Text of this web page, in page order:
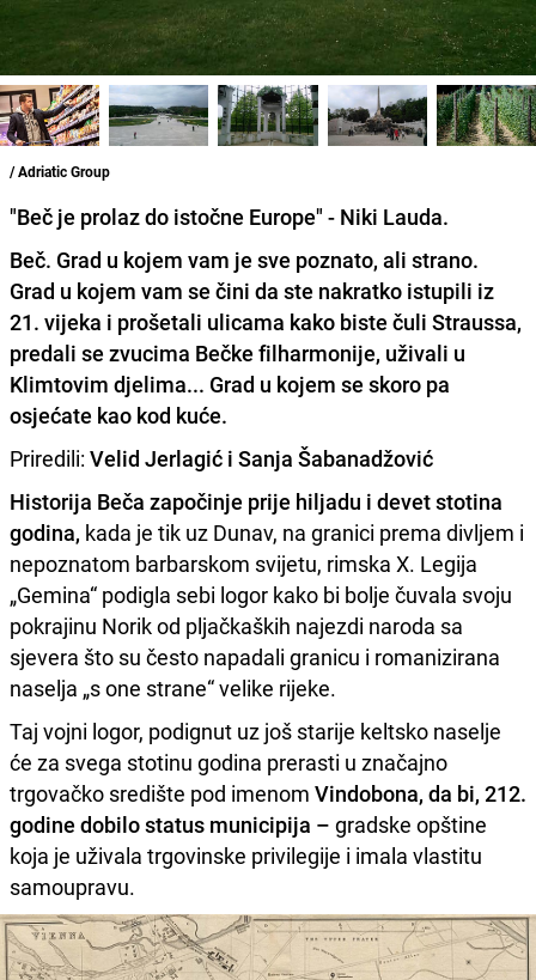
/ Adriatic Group
"Beč je prolaz do istočne Europe" - Niki Lauda.
Beč. Grad u kojem vam je sve poznato, ali strano.
Grad u kojem vam se čini da ste nakratko istupili iz
21. vijeka i prošetali ulicama kako biste čuli Straussa,
predali se zvucima Bečke filharmonije, uživali u
Klimtovim djelima... Grad u kojem se skoro pa
osjećate kao kod kuće.
Priredili: Velid Jerlagić i Sanja Šabanadžović
Historija Beča započinje prije hiljadu i devet stotina
godina, kada je tik uz Dunav, na granici prema divljem i
nepoznatom barbarskom svijetu, rimska X. Legija
„Gemina“ podigla sebi logor kako bi bolje čuvala svoju
pokrajinu Norik od pljačkaških najezdi naroda sa
sjevera što su često napadali granicu i romanizirana
naselja „s one strane“ velike rijeke.
Taj vojni logor, podignut uz još starije keltsko naselje
će za svega stotinu godina prerasti u značajno
trgovačko središte pod imenom Vindobona­­­, da bi, 212.
godine dobilo status municipija – gradske opštine
koja je uživala trgovinske privilegije i imala vlastitu
samoupravu.